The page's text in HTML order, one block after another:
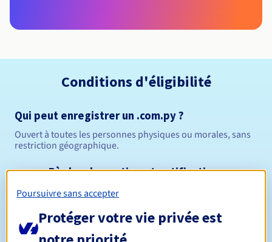
Conditions d'éligibilité
Qui peut enregistrer un .com.py ?
Ouvert à toutes les personnes physiques ou morales, sans
restriction géographique.
Règles de gestion et notifications
Poursuivre sans accepter
Protéger votre vie privée est